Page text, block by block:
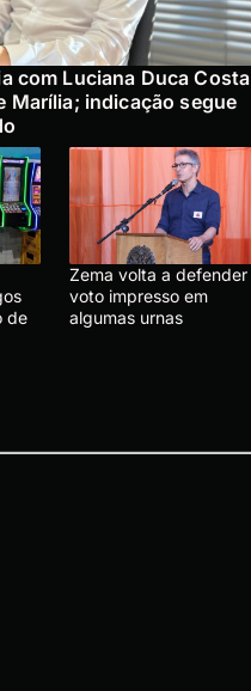
com Luciana Duca Costa
Marília; indicação segue
de
Zema volta a defender
voto impresso em
algumas urnas